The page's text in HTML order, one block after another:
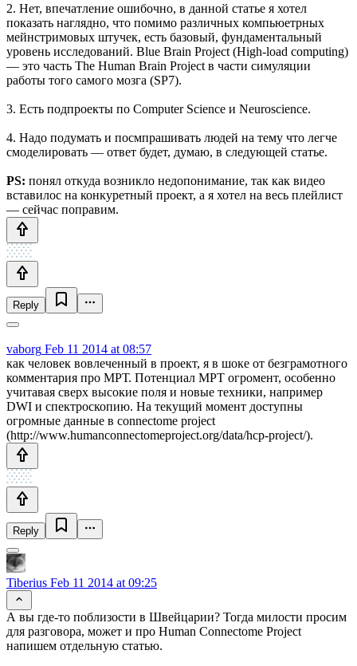
2. Нет, впечатление ошибочно, в данной статье я хотел
показать наглядно, что помимо различных компьюетрных
мейнстримовых штучек, есть базовый, фундаментальный
уровень исследований. Blue Brain Project (High-load computing)
— это часть The Human Brain Project в части симуляции
работы того самого мозга (SP7).
3. Есть подпроекты по Computer Science и Neuroscience.
4. Надо подумать и посмпрашивать людей на тему что легче
смоделировать — ответ будет, думаю, в следующей статье.
PS: понял откуда возникло недопонимание, так как видео
вставилос на конкуретный проект, а я хотел на весь плейлист
— сейчас поправим.
Reply
vaborg Feb 11 2014 at 08:57
как человек вовлеченный в проект, я в шоке от безграмотного
комментария про МРТ. Потенциал МРТ огромент, особенно
учитавая сверх высокие поля и новые техники, например
DWI и спектроскопию. На текущий момент доступны
огромные данные в connectome project
(http://www.humanconnectomeproject.org/data/hcp-project/).
Reply
Tiberius Feb 11 2014 at 09:25
А вы где-то поблизости в Швейцарии? Тогда милости просим
для разговора, может и про Human Connectome Project
напишем отдельную статью.